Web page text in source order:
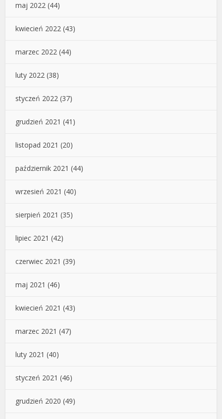
maj 2022 (44)
kwiecień 2022 (43)
marzec 2022 (44)
luty 2022 (38)
styczeń 2022 (37)
grudzień 2021 (41)
listopad 2021 (20)
październik 2021 (44)
wrzesień 2021 (40)
sierpień 2021 (35)
lipiec 2021 (42)
czerwiec 2021 (39)
maj 2021 (46)
kwiecień 2021 (43)
marzec 2021 (47)
luty 2021 (40)
styczeń 2021 (46)
grudzień 2020 (49)